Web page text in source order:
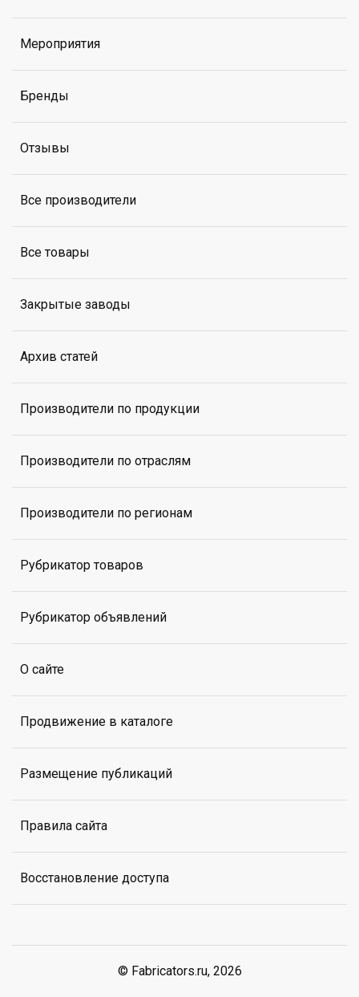
Мероприятия
Бренды
Отзывы
Все производители
Все товары
Закрытые заводы
Архив статей
Производители по продукции
Производители по отраслям
Производители по регионам
Рубрикатор товаров
Рубрикатор объявлений
О сайте
Продвижение в каталоге
Размещение публикаций
Правила сайта
Восстановление доступа
© Fabricators.ru, 2026